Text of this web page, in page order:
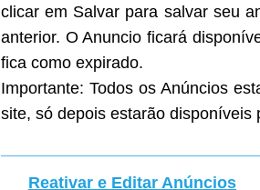
clicar em Salvar para salvar seu
anterior. O Anuncio ficará
fica como expirado.
Importante: Todos os Anúncios
site, só depois estarão disponíveis
Reativar e Editar Anúncios